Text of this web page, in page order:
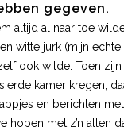
gegeven.
altijd al naar toe
witte jurk (mijn
ook wilde. Toen
kamer kregen,
en berichten
met z’n allen